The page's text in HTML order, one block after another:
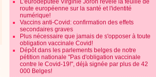
L'eurodéputée Virginie Joron révèle la feuille de
route européenne sur la santé et l'identité
numérique!
Vaccins anti-Covid: confirmation des effets
secondaires graves
Plus nécessaire que jamais de s'opposer à toute
obligation vaccinale Covid!
Dépôt dans les parlements belges de notre
pétition nationale "Pas d'obligation vaccinale
contre le Covid-19!", déjà signée par plus de 42
000 Belges!